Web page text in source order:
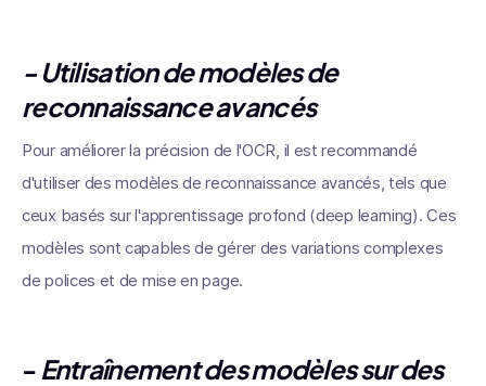
- Utilisation de modèles de
reconnaissance avancés
Pour améliorer la précision de l'OCR, il est recommandé
d'utiliser des modèles de reconnaissance avancés, tels que
ceux basés sur l'apprentissage profond (deep learning). Ces
modèles sont capables de gérer des variations complexes
de polices et de mise en page.
- Entraînement des modèles sur des